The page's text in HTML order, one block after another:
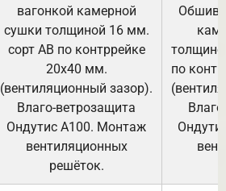
вагонкой камерной
сушки толщиной 16 мм.
сорт АВ по контррейке
20х40 мм.
(вентиляционный зазор).
Влаго-ветрозащита
Ондутис А100. Монтаж
вентиляционных
решёток.
по